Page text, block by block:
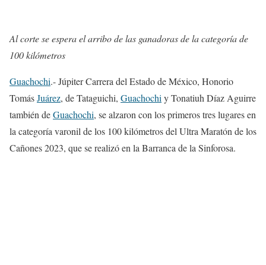
Al corte se espera el arribo de las ganadoras de la categoría de
100 kilómetros
Guachochi.- Júpiter Carrera del Estado de México, Honorio
TomásJuárez, de Tataguichi, Guachochi y Tonatiuh Díaz Aguirre
también deGuachochi, se alzaron con los primeros tres lugares en
la categoría varonil de los 100 kilómetros del Ultra Maratón de los
Cañones 2023, que se realizó en la Barranca de la Sinforosa.